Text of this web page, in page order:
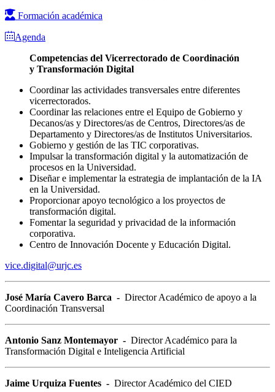
Formación académica
Agenda
Competencias del Vicerrectorado de Coordinación
y Transformación Digital
Coordinar las actividades transversales entre diferentes
vicerrectorados.
Coordinar las relaciones entre el Equipo de Gobierno y
Decanos/as y Directores/as de Centros, Directores/as de
Departamento y Directores/as de Institutos Universitarios.
Gobierno y gestión de las TIC corporativas.
Impulsar la transformación digital y la automatización de
procesos en la Universidad.
Diseñar e implementar la estrategia de implantación de la IA
en la Universidad.
Proporcionar apoyo tecnológico a los proyectos de
transformación digital.
Fomentar la seguridad y privacidad de la información
corporativa.
Centro de Innovación Docente y Educación Digital.
vice.digital@urjc.es
José María Cavero Barca - Director Académico de apoyo a la
Coordinación Transversal
Antonio Sanz Montemayor - Director Académico para la
Transformación Digital e Inteligencia Artificial
Jaime Urquiza Fuentes - Director Académico del CIED